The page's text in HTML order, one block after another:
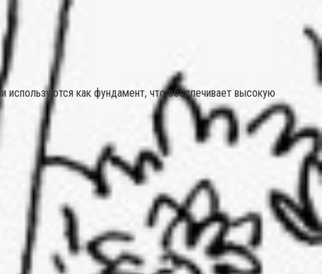
используются как фундамент, что обеспечивает высокую